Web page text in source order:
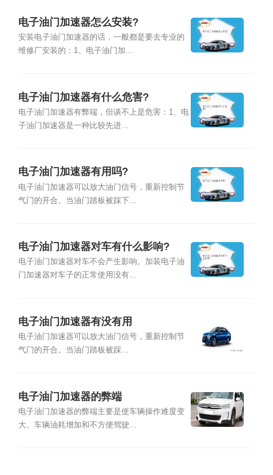
电子油门加速器怎么安装?
安装电子油门加速器的话，一般都是要去专业的
维修厂安装的：1、电子油门加...
电子油门加速器有什么危害?
电子油门加速器有弊端，但谈不上是危害：1、电
子油门加速器是一种比较先进...
电子油门加速器有用吗?
电子油门加速器可以放大油门信号，重新控制节
气门的开合。当油门踏板被踩下...
电子油门加速器对车有什么影响?
电子油门加速器对车不会产生影响。加装电子油
门加速器对车子的正常使用没有...
电子油门加速器有没有用
电子油门加速器可以放大油门信号，重新控制节
气门的开合。当油门踏板被踩...
电子油门加速器的弊端
电子油门加速器的弊端主要是使车辆操作难度变
大、车辆油耗增加和不方便驾驶...